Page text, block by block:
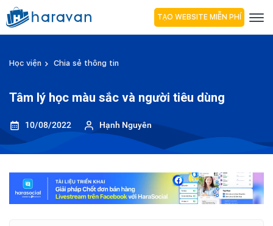
TẠO WEBSITE MIỄN PHÍ
Học viện Chia sẻ thông tin
Tâm lý học màu sắc và người tiêu dùng
10/08/2022 Hạnh Nguyên